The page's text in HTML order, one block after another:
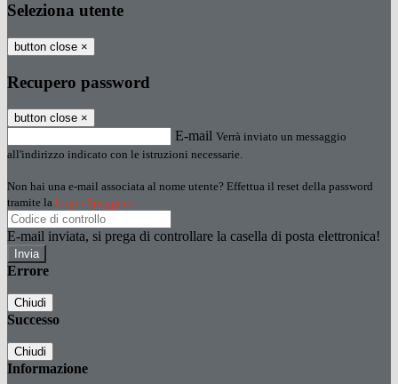
Seleziona utente
button close ×
Recupero password
button close ×
E-mail Verrà inviato un messaggio
all'indirizzo indicato con le istruzioni necessarie.
Non hai una e-mail associata al nome utente? Effettua il reset della password
tramite la Login Spaggiari
E-mail inviata, si prega di controllare la casella di posta elettronica!
Errore
Chiudi
Successo
Chiudi
Informazione